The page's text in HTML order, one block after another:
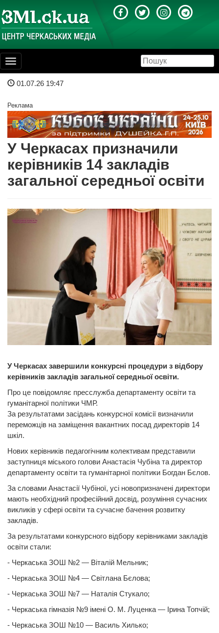
Toggle
navigation
01.07.26 19:47
Реклама
У Черкасах призначили
керівників 14 закладів
загальної середньої освіти
У Черкасах завершили конкурсні процедури з відбору
керівників закладів загальної середньої освіти.
Про це повідомляє пресслужба департаменту освіти та
гуманітарної політики ЧМР.
За результатами засідань конкурсної комісії визначили
переможців на заміщення вакантних посад директорів 14
шкіл.
Нових керівників педагогічним колективам представили
заступниця міського голови Анастасія Чубіна та директор
департаменту освіти та гуманітарної політики Богдан Бєлов.
За словами Анастасії Чубіної, усі новопризначені директори
мають необхідний професійний досвід, розуміння сучасних
викликів у сфері освіти та сучасне бачення розвитку
закладів.
За результатами конкурсного відбору керівниками закладів
освіти стали:
- Черкаська ЗОШ №2 — Віталій Мельник;
- Черкаська ЗОШ №4 — Світлана Бєлова;
- Черкаська ЗОШ №7 — Наталія Стукало;
- Черкаська гімназія №9 імені О. М. Луценка — Ірина Топчій;
- Черкаська ЗОШ №10 — Василь Хилько;